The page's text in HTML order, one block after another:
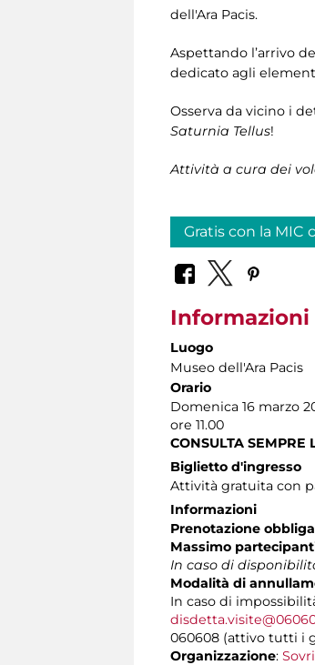
dell'Ara Pacis.
Aspettando l’arrivo
dedicato agli
Osserva da vicino i
Saturnia Tellus!
Attività a cura dei
Gratis con la MIC
Informazioni
Luogo
Museo dell'Ara Pacis
Orario
Domenica 16 marzo
ore 11.00
CONSULTA SEMPRE
Biglietto d'ingresso
Attività gratuita con
Informazioni
Prenotazione
Massimo
In caso di
Modalità di
In caso di
060608 (attivo tutti i
Organizzazione: